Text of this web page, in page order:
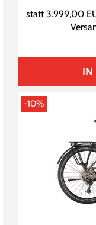
statt3.999,00
IN
-10%